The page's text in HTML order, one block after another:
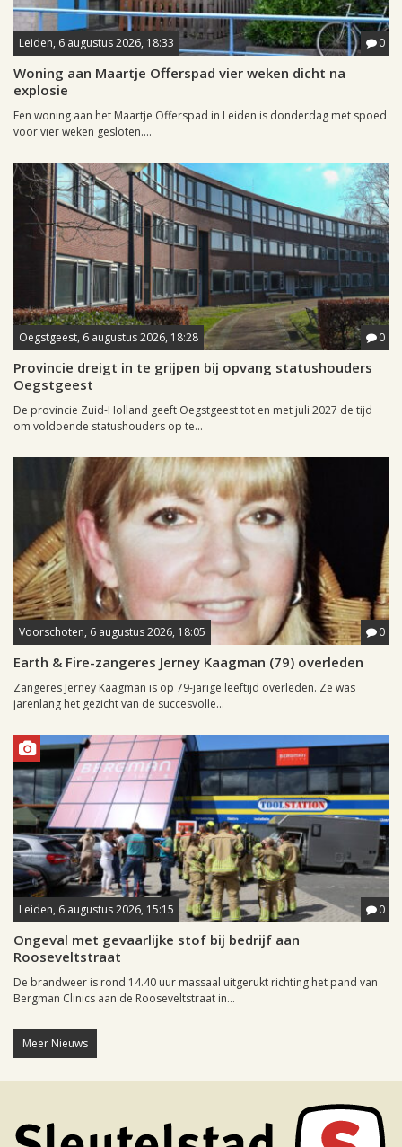
Leiden, 6 augustus 2026, 18:33 0
Woning aan Maartje Offerspad vier weken dicht na
explosie
Een woning aan het Maartje Offerspad in Leiden is donderdag met spoed
voor vier weken gesloten....
Oegstgeest, 6 augustus 2026, 18:28 0
Provincie dreigt in te grijpen bij opvang statushouders
Oegstgeest
De provincie Zuid-Holland geeft Oegstgeest tot en met juli 2027 de tijd
om voldoende statushouders op te...
Voorschoten, 6 augustus 2026, 18:05 0
Earth & Fire-zangeres Jerney Kaagman (79) overleden
Zangeres Jerney Kaagman is op 79-jarige leeftijd overleden. Ze was
jarenlang het gezicht van de succesvolle...
Leiden, 6 augustus 2026, 15:15 0
Ongeval met gevaarlijke stof bij bedrijf aan
Rooseveltstraat
De brandweer is rond 14.40 uur massaal uitgerukt richting het pand van
Bergman Clinics aan de Rooseveltstraat in...
Meer Nieuws